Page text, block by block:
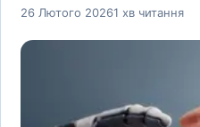
26 Лютого 20261 хв читання